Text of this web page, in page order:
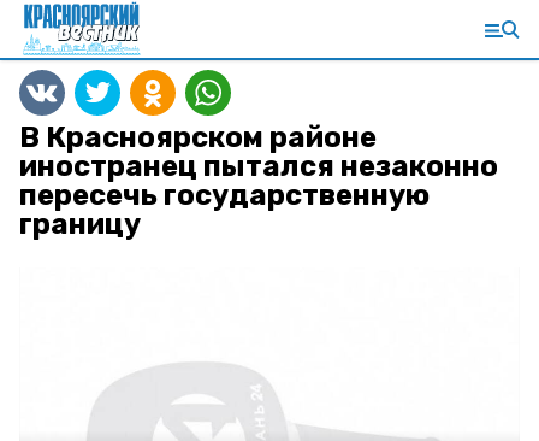
В Красноярском районе
иностранец пытался незаконно
пересечь государственную
границу